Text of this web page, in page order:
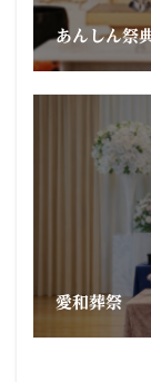
あんしん祭
愛和葬祭